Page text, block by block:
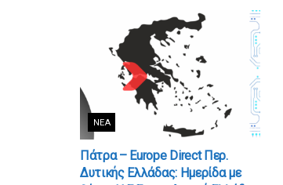
ΝΈΑ
Πάτρα – Europe Direct Περ.
Δυτικής Ελλάδας: Ημερίδα με